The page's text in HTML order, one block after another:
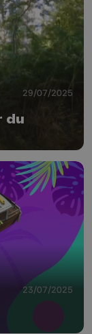
29/07/2025
du
23/07/2025